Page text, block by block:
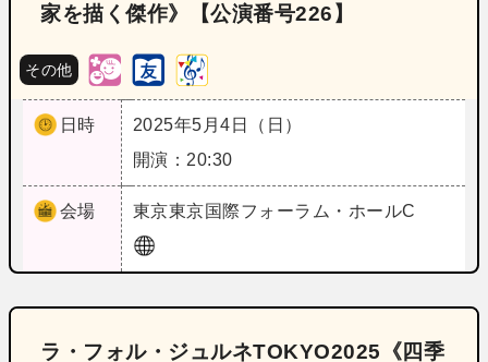
家を描く傑作》【公演番号226】
その他
日時
2025年5月4日（日）
開演：20:30
会場 東京東京国際フォーラム・ホールC
ラ・フォル・ジュルネTOKYO2025《四季